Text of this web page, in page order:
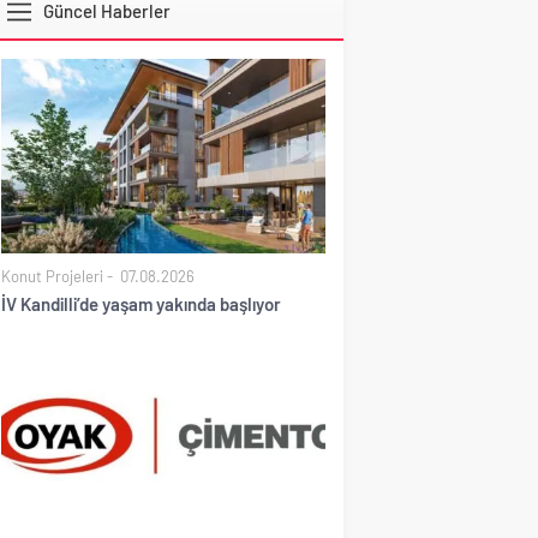
Güncel Haberler
Konut Projeleri 07.08.2026
İV Kandilli’de yaşam yakında başlıyor